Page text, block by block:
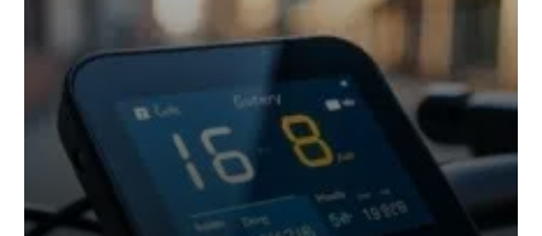
sécurité au volant
10 mars 2026